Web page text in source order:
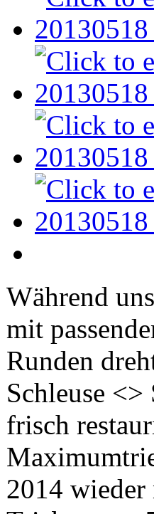
Während
mit
Runden
Schleuse
frisch
2014